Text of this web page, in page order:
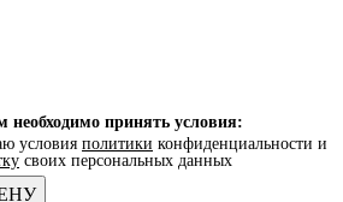
принять условия:
условия политики конфиденциальности и
своих персональных данных